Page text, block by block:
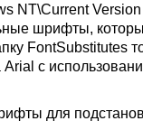
NT\Current Version
шрифты,
FontSubstitutes
с
для